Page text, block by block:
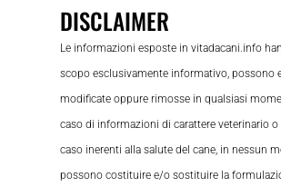
DISCLAIMER
Le informazioni esposte in vitadacani.info
scopo esclusivamente informativo, possono
modificate oppure rimosse in qualsiasi
caso di informazioni di carattere veterinario o
caso inerenti alla salute del cane, in nessun
possono costituire e/o sostituire la